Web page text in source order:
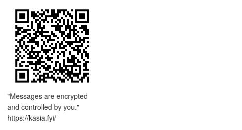
"Messages are encrypted
and controlled by you."
https://kasia.fyi/